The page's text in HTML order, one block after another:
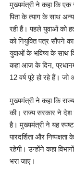
मुख्यमंत्री ने कहा कि
पिता के त्याग के साथ
रही हैं। पहले युवाओं को
को नियुक्ति पत्र सौंपने
युवाओं के भविष्य के साथ
कहा आज के दिन,
12 वर्ष पूरे हो रहे हैं।
मुख्यमंत्री ने कहा कि
की। राज्य सरकार ने देश
है। मुख्यमंत्री ने यह
पारदर्शिता और
रहेगी। उन्होंने कहा
भरा जाए।